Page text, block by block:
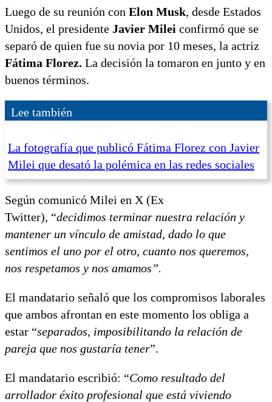
Luego de su reunión con Elon Musk, desde Estados
Unidos, el presidente Javier Milei confirmó que se
separó de quien fue su novia por 10 meses, la actriz
Fátima Florez. La decisión la tomaron en junto y en
buenos términos.
Lee también
La fotografía que publicó Fátima Florez con Javier
Milei que desató la polémica en las redes sociales
Según comunicó Milei en X (Ex
Twitter), “decidimos terminar nuestra relación y
mantener un vínculo de amistad, dado lo que
sentimos el uno por el otro, cuanto nos queremos,
nos respetamos y nos amamos”.
El mandatario señaló que los compromisos laborales
que ambos afrontan en este momento los obliga a
estar “separados, imposibilitando la relación de
pareja que nos gustaría tener”.
El mandatario escribió: “Como resultado del
arrollador éxito profesional que está viviendo